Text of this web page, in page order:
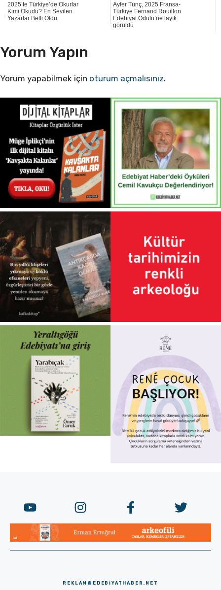
2025’te Türkiye’de Okurlar
Kimi Okudu? En Sevilen
Yazarlar Belli Oldu
Ayfer Tunç, 2025 Fransa-
Türkiye Fernand Rouillon
Edebiyat Ödülü’ne layık
görüldü
Yorum Yapın
Yorum yapabilmek için oturum açmalısınız.
REKLAM@EDEBIYATHABER.NET